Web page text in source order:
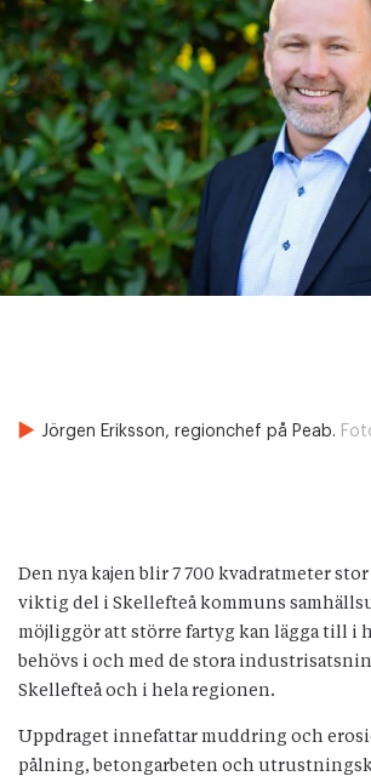
Jörgen Eriksson, regionchef på Peab.
Den nya kajen blir 7 700 kvadratmeter
viktig del i Skellefteå kommuns
möjliggör att större fartyg kan lägga till i
behövs i och med de stora
Skellefteå och i hela regionen.
Uppdraget innefattar muddring och
pålning, betongarbeten och